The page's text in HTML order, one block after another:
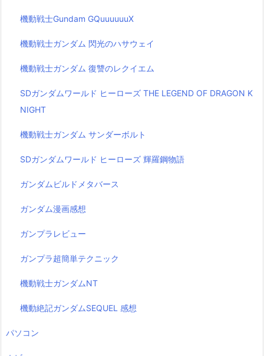
機動戦士Gundam GQuuuuuuX
機動戦士ガンダム 閃光のハサウェイ
機動戦士ガンダム 復讐のレクイエム
SDガンダムワールド ヒーローズ THE LEGEND OF DRAGON K
NIGHT
機動戦士ガンダム サンダーボルト
SDガンダムワールド ヒーローズ 輝羅鋼物語
ガンダムビルドメタバース
ガンダム漫画感想
ガンプラレビュー
ガンプラ超簡単テクニック
機動戦士ガンダムNT
機動絶記ガンダムSEQUEL 感想
パソコン